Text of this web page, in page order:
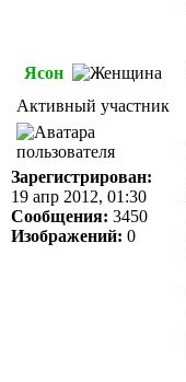
Ясон
Активный участник
Зарегистрирован:
19 апр 2012, 01:30
Сообщения: 3450
Изображений: 0